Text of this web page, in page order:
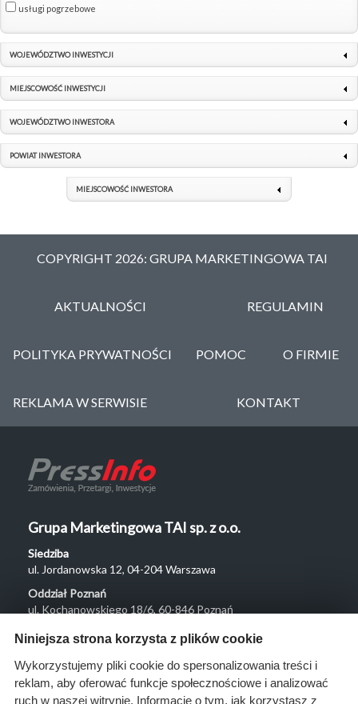
usługi pogrzebowe
WOJEWÓDZTWO INWESTYCJI
MIEJSCOWOŚĆ INWESTYCJI
WOJEWÓDZTWO INWESTORA
POWIAT INWESTORA
MIEJSCOWOŚĆ INWESTORA
COPYRIGHT 2026: GRUPA MARKETINGOWA TAI
AKTUALNOŚCI REGULAMIN
POLITYKA PRYWATNOŚCI POMOC O FIRMIE
REKLAMA W SERWISIE KONTAKT
Grupa Marketingowa TAI sp. z o.o.
Siedziba
ul. Jordanowska 12, 04-204 Warszawa
Oddział Poznań
ul. Kochanowskiego 18/6, 60-846 Poznań
Menu
O nas
Rozwiązania
Niniejsza strona korzysta z plików cookie
Wykorzystujemy pliki cookie do spersonalizowania treści i
reklam, aby oferować funkcje społecznościowe i analizować
ruch w naszej witrynie. Informacje o tym, jak korzystasz z